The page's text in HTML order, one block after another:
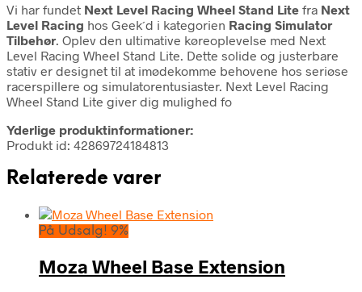
Vi har fundet Next Level Racing Wheel Stand Lite fra Next
Level Racing hos Geek´d i kategorien Racing Simulator
Tilbehør. Oplev den ultimative køreoplevelse med Next
Level Racing Wheel Stand Lite. Dette solide og justerbare
stativ er designet til at imødekomme behovene hos seriøse
racerspillere og simulatorentusiaster. Next Level Racing
Wheel Stand Lite giver dig mulighed fo
Yderlige produktinformationer:
Produkt id: 42869724184813
Relaterede varer
På Udsalg! 9%
Moza Wheel Base Extension